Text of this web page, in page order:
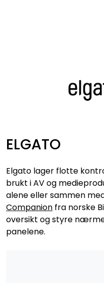
ELGATO
Elgato lager flotte
brukt i AV og
alene eller sammen
Companion fra norske
oversikt og styre
panelene.
VAREMERKER
AKTUELT
BRUKT
SAMTALEROM